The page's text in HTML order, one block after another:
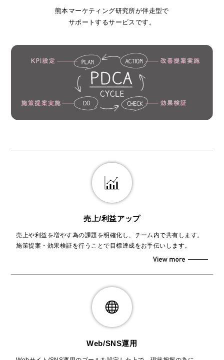
熊本マーケティング研究所が伴走型で
サポートするサービスです。
売上/利益アップ
売上や利益を増やす為の課題を明確化し、チーム内で共有します。
施策提案・効果検証を行うことで目標達成をお手伝いします。
Web/SNS運⽤